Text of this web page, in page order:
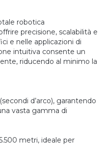
robotica
precisione, scalabilità e
e nelle applicazioni di
intuitiva consente un
riducendo al minimo la
d’arco), garantendo
vasta gamma di
metri, ideale per